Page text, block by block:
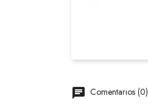
Comentarios (0)